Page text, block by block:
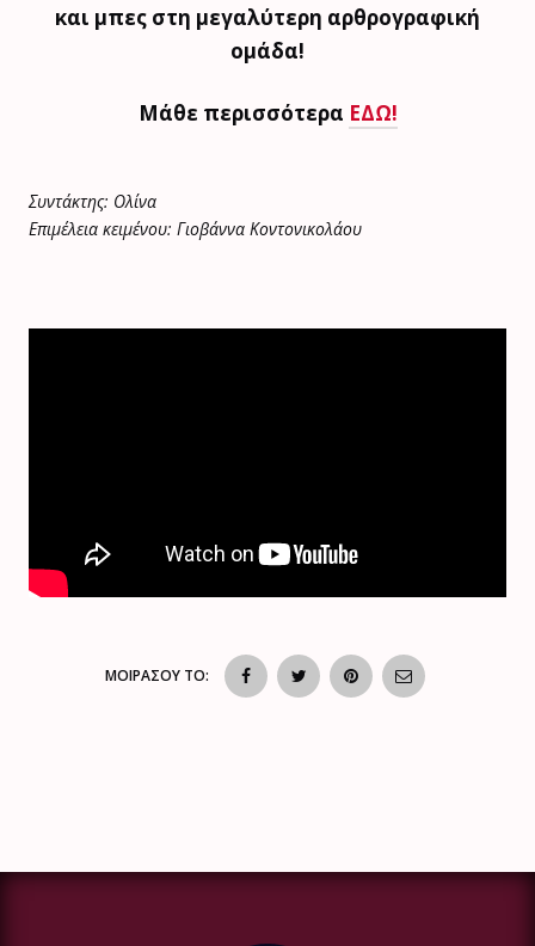
και μπες στη μεγαλύτερη αρθρογραφική
ομάδα!
Μάθε περισσότερα ΕΔΩ!
Συντάκτης: Ολίνα
Επιμέλεια κειμένου: Γιοβάννα Κοντονικολάου
ΜΟΙΡΑΣΟΥ ΤΟ: